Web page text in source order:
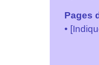
Pages
•